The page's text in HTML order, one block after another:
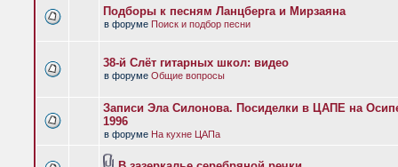
Подборы к песням Ланцберга и Мирзаяна
в форуме Поиск и подбор песни
38-й Слёт гитарных школ: видео
в форуме Общие вопросы
Записи Эла Силонова. Посиделки в ЦАПЕ на
1996
в форуме На кухне ЦАПа